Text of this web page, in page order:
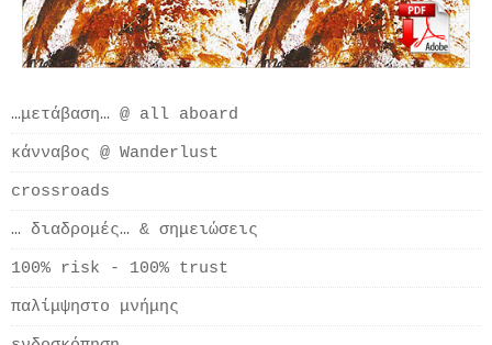
…μετάβαση… @ all aboard
κάνναβος @ Wanderlust
crossroads
… διαδρομές… & σημειώσεις
100% risk - 100% trust
παλίμψηστο μνήμης